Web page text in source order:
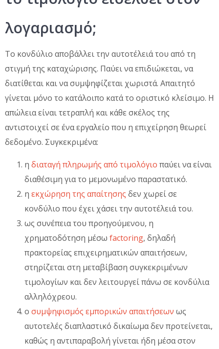
λογαριασμό;
Το κονδύλιο αποβάλλει την αυτοτέλειά του από τη
στιγμή της καταχώρισης. Παύει να επιδιώκεται, να
διατίθεται και να συμψηφίζεται χωριστά. Απαιτητό
γίνεται μόνο το κατάλοιπο κατά το οριστικό κλείσιμο. Η
απώλεια είναι τετραπλή και κάθε σκέλος της
αντιστοιχεί σε ένα εργαλείο που η επιχείρηση θεωρεί
δεδομένο. Συγκεκριμένα:
η διαταγή πληρωμής από τιμολόγιο παύει να είναι
διαθέσιμη για το μεμονωμένο παραστατικό.
η εκχώρηση της απαίτησης δεν χωρεί σε
κονδύλιο που έχει χάσει την αυτοτέλειά του.
ως συνέπεια του προηγούμενου, η
χρηματοδότηση μέσω factoring, δηλαδή
πρακτορείας επιχειρηματικών απαιτήσεων,
στηρίζεται στη μεταβίβαση συγκεκριμένων
τιμολογίων και δεν λειτουργεί πάνω σε κονδύλια
αλληλόχρεου.
ο συμψηφισμός εμπορικών απαιτήσεων ως
αυτοτελές διαπλαστικό δικαίωμα δεν προτείνεται,
καθώς η αντιπαραβολή γίνεται ήδη μέσα στον